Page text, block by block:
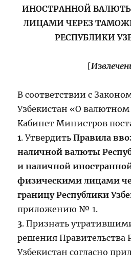
ИНОСТРАННОЙ
ЛИЦАМИ ЧЕРЕЗ
РЕСПУБЛИКИ
[
В соответствии с
Узбекистан «О
Кабинет Министров
1. УтвердитьПравила
наличной валюты
и наличной
физическими лицами
границу Республики
приложению № 1.
3. Признать
решения Правительства
Узбекистан согласно